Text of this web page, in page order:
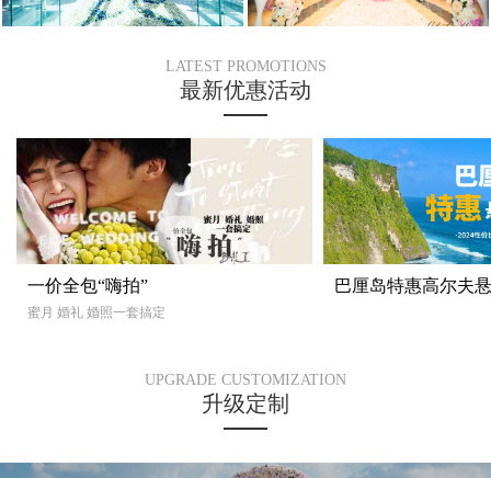
LATEST PROMOTIONS
最新优惠活动
一价全包“嗨拍”
蜜月 婚礼 婚照一套搞定
巴厘岛特惠高尔夫
UPGRADE CUSTOMIZATION
升级定制